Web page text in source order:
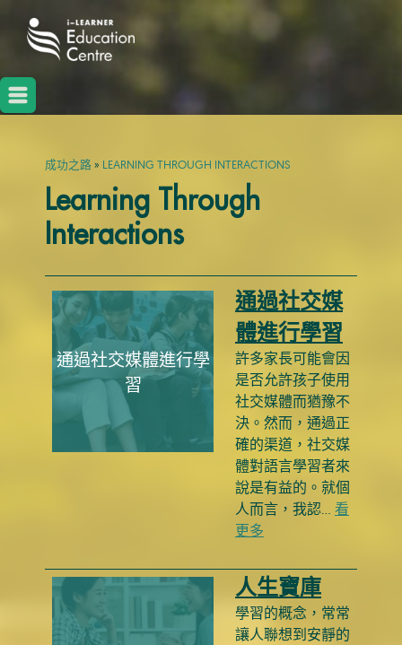
成功之路» LEARNING THROUGH INTERACTIONS
Learning Through
Interactions
通過社交媒體進行學
習
通過社交媒
體進行學習
許多家長可能會因
是否允許孩子使用
社交媒體而猶豫不
決。然而，通過正
確的渠道，社交媒
體對語言學習者來
說是有益的。就個
人而言，我認… 看
更多
人生寶庫
學習的概念，常常
讓人聯想到安靜的